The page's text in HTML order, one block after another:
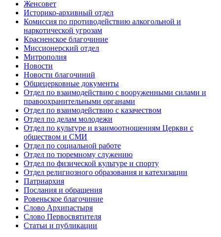
Женсовет
Историко-архивный отдел
Комиссия по противодействию алкогольной и
наркотической угрозам
Красненское благочиние
Миссионерский отдел
Митрополия
Новости
Новости благочиний
Общецерковные документы
Отдел по взаимодействию с вооруженными силами и
правоохранительными органами
Отдел по взаимодействию с казачеством
Отдел по делам молодежи
Отдел по культуре и взаимоотношениям Церкви с
обществом и СМИ
Отдел по социальной работе
Отдел по тюремному служению
Отдел по физической культуре и спорту
Отдел религиозного образования и катехизации
Патриархия
Послания и обращения
Ровеньское благочиние
Слово Архипастыря
Слово Первосвятителя
Статьи и публикации